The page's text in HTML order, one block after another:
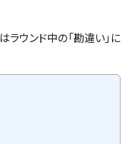
ウンド中の「勘違い」に